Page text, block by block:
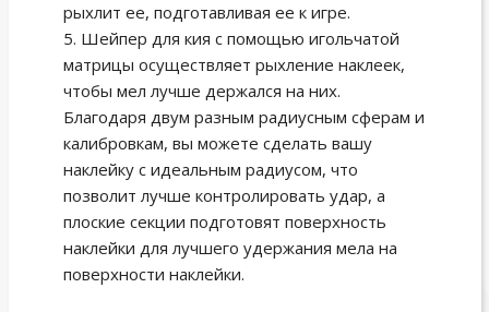
рыхлит ее, подготавливая ее к игре.
5. Шейпер для кия с помощью игольчатой
матрицы осуществляет рыхление наклеек,
чтобы мел лучше держался на них.
Благодаря двум разным радиусным сферам и
калибровкам, вы можете сделать вашу
наклейку с идеальным радиусом, что
позволит лучше контролировать удар, а
плоские секции подготовят поверхность
наклейки для лучшего удержания мела на
поверхности наклейки.